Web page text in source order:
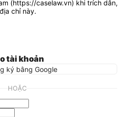
(https://caselaw.vn) khi trích dẫn,
chỉ này.
tài khoản
ký bằng Google
HOẶC